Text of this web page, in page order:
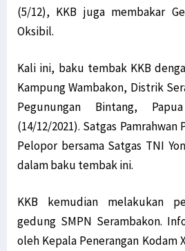
(5/12), KKB juga membakar
Oksibil.
Kali ini, baku tembak KKB
Kampung Wambakon, Distrik
Pegunungan Bintang,
(14/12/2021). Satgas Pamrahwan
Pelopor bersama Satgas TNI
dalam baku tembak ini.
KKB kemudian melakukan
gedung SMPN Serambakon.
oleh Kepala Penerangan Kodam